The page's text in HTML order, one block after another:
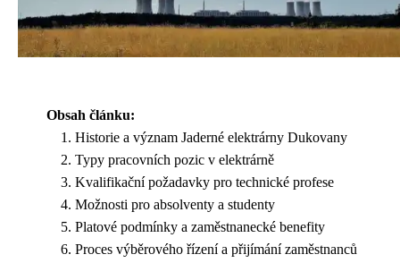
Obsah článku:
Historie a význam Jaderné elektrárny Dukovany
Typy pracovních pozic v elektrárně
Kvalifikační požadavky pro technické profese
Možnosti pro absolventy a studenty
Platové podmínky a zaměstnanecké benefity
Proces výběrového řízení a přijímání zaměstnanců